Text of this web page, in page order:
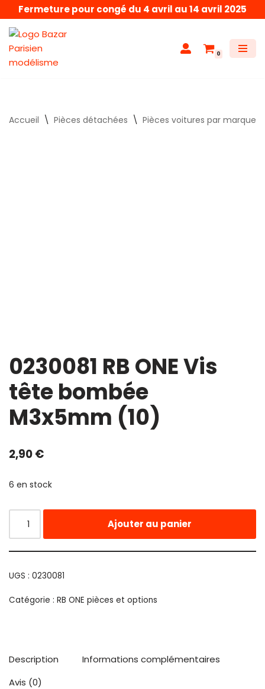
Aller
au
contenu
Fermeture pour congé du 4 avril au 14 avril 2025
0
Accueil \ Pièces détachées \ Pièces voitures par marque
0230081 RB ONE Vis
tête bombée
M3x5mm (10)
2,90€
6 en stock
Ajouter au panier
UGS : 0230081
Catégorie : RB ONE pièces et options
Description
Informations complémentaires
Avis (0)